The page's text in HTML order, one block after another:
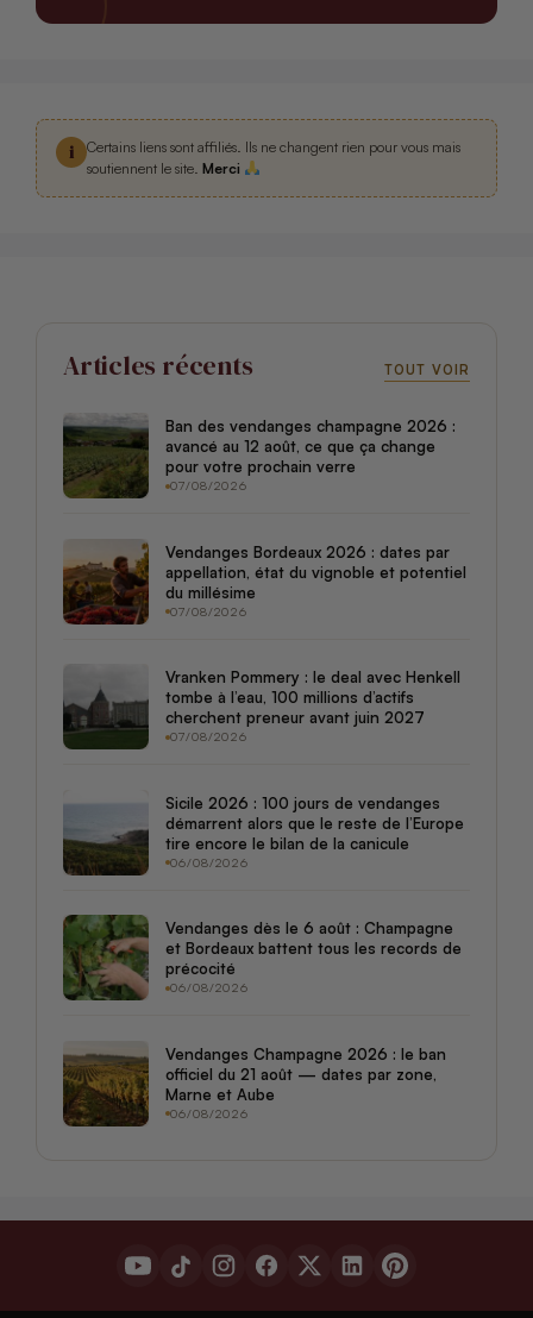
i
Certains liens sont affiliés. Ils ne changent rien pour vous mais
soutiennent le site. Merci
Articles récents TOUT VOIR
Ban des vendanges champagne 2026 :
avancé au 12 août, ce que ça change
pour votre prochain verre
07/08/2026
Vendanges Bordeaux 2026 : dates par
appellation, état du vignoble et potentiel
du millésime
07/08/2026
Vranken Pommery : le deal avec Henkell
tombe à l’eau, 100 millions d’actifs
cherchent preneur avant juin 2027
07/08/2026
Sicile 2026 : 100 jours de vendanges
démarrent alors que le reste de l’Europe
tire encore le bilan de la canicule
06/08/2026
Vendanges dès le 6 août : Champagne
et Bordeaux battent tous les records de
précocité
06/08/2026
Vendanges Champagne 2026 : le ban
officiel du 21 août — dates par zone,
Marne et Aube
06/08/2026